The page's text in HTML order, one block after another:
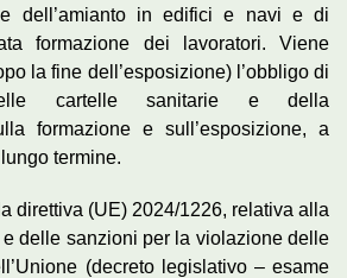
dell’amianto in edifici e navi e di
formazione dei lavoratori. Viene
la fine dell’esposizione) l’obbligo di
cartelle sanitarie e della
formazione e sull’esposizione, a
termine.
direttiva (UE) 2024/1226, relativa alla
delle sanzioni per la violazione delle
(decreto legislativo – esame